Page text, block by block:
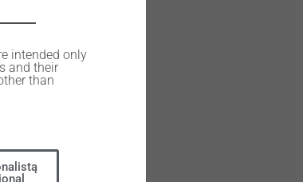
intended only
and their
than